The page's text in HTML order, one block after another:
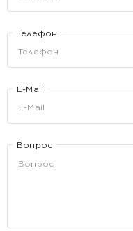
Телефон
E-Mail
Вопрос